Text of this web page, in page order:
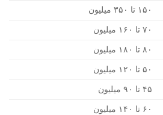
۱۵۰ تا ۳۵۰ میلیون
۷۰ تا ۱۶۰ میلیون
۸۰ تا ۱۸۰ میلیون
۵۰ تا ۱۲۰ میلیون
۴۵ تا ۹۰ میلیون
۶۰ تا ۱۴۰ میلیون